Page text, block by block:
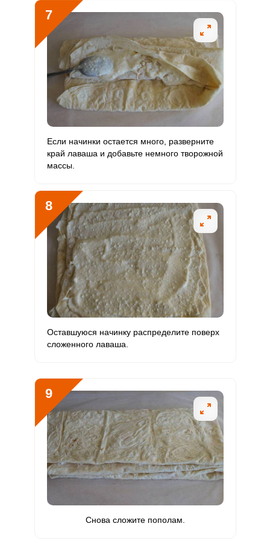
7
Если начинки остается много, разверните
край лаваша и добавьте немного творожной
массы.
8
Оставшуюся начинку распределите поверх
сложенного лаваша.
9
Снова сложите пополам.